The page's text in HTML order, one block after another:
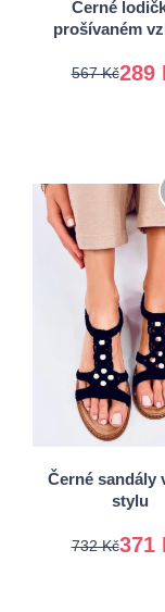
Černé
prošívaném
289
567 Kč
Černé sandály
stylu
371
732 Kč
38